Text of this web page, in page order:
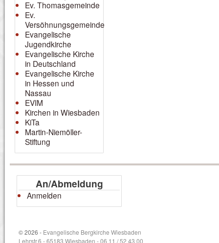
Ev. Thomasgemeinde
Ev.
Versöhnungsgemeinde
Evangelische
Jugendkirche
Evangelische Kirche
in Deutschland
Evangelische Kirche
in Hessen und
Nassau
EVIM
Kirchen in Wiesbaden
KiTa
Martin-Niemöller-
Stiftung
An/Abmeldung
Anmelden
© 2026 - Evangelische Bergkirche Wiesbaden
Lehrstr.6 - 65183 Wiesbaden - 06 11 / 52 43 00